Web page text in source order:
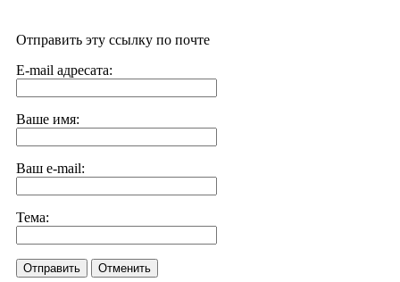
Отправить эту ссылку по почте
E-mail адресата:
Ваше имя:
Ваш e-mail:
Тема:
Отправить Отменить